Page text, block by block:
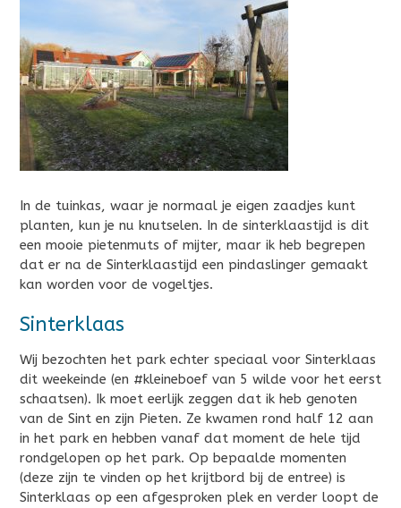
In de tuinkas, waar je normaal je eigen zaadjes kunt
planten, kun je nu knutselen. In de sinterklaastijd is dit
een mooie pietenmuts of mijter, maar ik heb begrepen
dat er na de Sinterklaastijd een pindaslinger gemaakt
kan worden voor de vogeltjes.
Sinterklaas
Wij bezochten het park echter speciaal voor Sinterklaas
dit weekeinde (en #kleineboef van 5 wilde voor het eerst
schaatsen). Ik moet eerlijk zeggen dat ik heb genoten
van de Sint en zijn Pieten. Ze kwamen rond half 12 aan
in het park en hebben vanaf dat moment de hele tijd
rondgelopen op het park. Op bepaalde momenten
(deze zijn te vinden op het krijtbord bij de entree) is
Sinterklaas op een afgesproken plek en verder loopt de